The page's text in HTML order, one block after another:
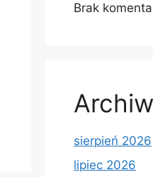
Brak
sierpień 2026
lipiec 2026